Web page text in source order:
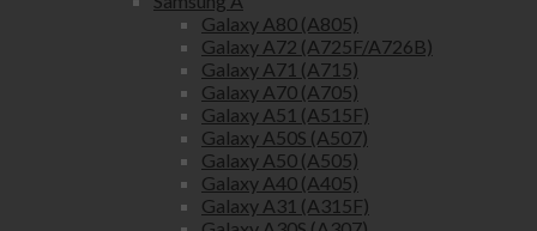
Galaxy A80 (A805)
Galaxy A72 (A725F/A726B)
Galaxy A71 (A715)
Galaxy A70 (A705)
Galaxy A51 (A515F)
Galaxy A50S (A507)
Galaxy A50 (A505)
Galaxy A40 (A405)
Galaxy A31 (A315F)